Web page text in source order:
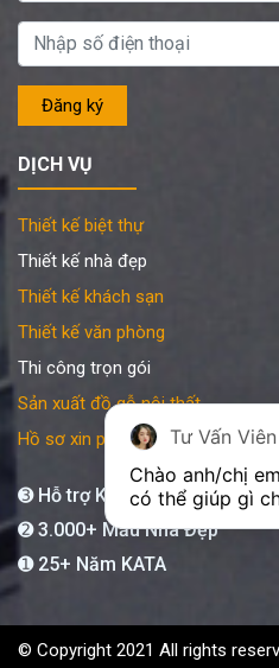
DỊCH VỤ
Thiết kế biệt thự
Thiết kế nhà đẹp
Thiết kế khách sạn
Thiết kế văn phòng
Thi công trọn gói
Sản xuất đồ gỗ nội thất
Hồ sơ xin phép xây dựng
➌ Hỗ trợ KATA 24/7
➋ 3.000+ Mẫu Nhà Đẹp
➊ 25+ Năm KATA
© Copyright 2021 All rights
Tư Vấn Viên
Chào anh/chị
có thể giúp gì